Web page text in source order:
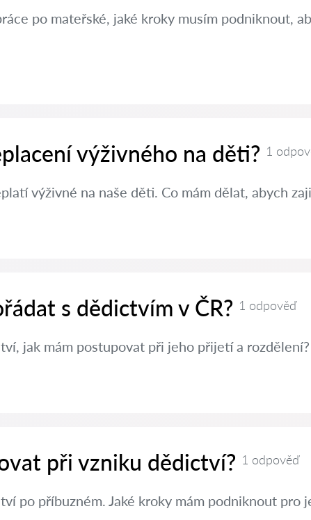
po mateřské, jaké kroky musím podniknout,
výživného na děti? 1
výživné na naše děti. Co mám dělat, abych
s dědictvím v ČR? 1 odpověď
jak mám postupovat při jeho přijetí a rozdělení?
při vzniku dědictví? 1 odpověď
po příbuzném. Jaké kroky mám podniknout pro